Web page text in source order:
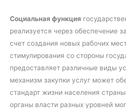
Социальная функция
реализуется через обеспечение
счет создания новых рабочих
стимулирования со стороны
предоставляет различные виды
механизм закупки услуг может
стандарт жизни населения
органы власти разных уровней